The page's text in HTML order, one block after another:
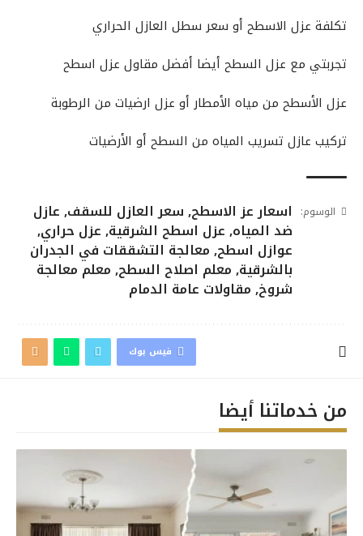
تكلفة عزل الاسطح أو سعر سطل العازل الحراري
تجربتي مع عزل السطح أيضا أفضل مقاول عزل اسطح
عزل الأسطح من مياه الأمطار أو عزل ارضيات من الرطوبة
تركيب عازل تسريب المياه من السطح أو الأرضيات
الوسوم: اسعار عز الاسطح,سعر العازل للسقف,عازل
ضد المياه,عزل اسطح الشرقية,عزل حراري,
عوازل اسطح,معالجة التشققات في الجدران
بالشرقية,معلم اصلاح السطح,معلم معالجة
شروخ,مقاولات عامة الدمام
فيس بوك
من خدماتنا أيضا